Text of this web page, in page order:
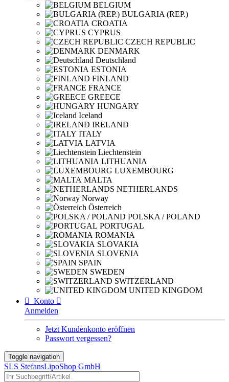
BELGIUM
BULGARIA (REP.)
CROATIA
CYPRUS
CZECH REPUBLIC
DENMARK
Deutschland
ESTONIA
FINLAND
FRANCE
GREECE
HUNGARY
Iceland
IRELAND
ITALY
LATVIA
Liechtenstein
LITHUANIA
LUXEMBOURG
MALTA
NETHERLANDS
Norway
Österreich
POLSKA / POLAND
PORTUGAL
ROMANIA
SLOVAKIA
SLOVENIA
SPAIN
SWEDEN
SWITZERLAND
UNITED KINGDOM
 Konto 
Anmelden
Jetzt Kundenkonto eröffnen
Passwort vergessen?
Toggle navigation
SLS StefansLipoShop GmbH